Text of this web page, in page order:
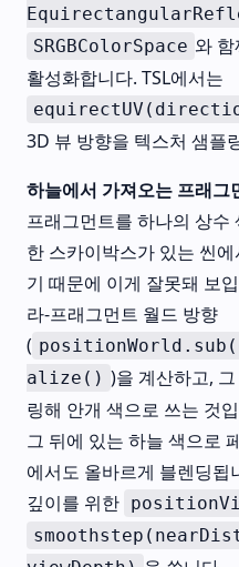
SRGBColorSpace 와
활성화합니다. TSL에서는
3D 뷰 방향을 텍스처 샘플
하늘에서 가져오는 프래그
프래그먼트를 하나의 상수
한 스카이박스가 있는 씬
기 때문에 이게 잘못돼 보
라-프래그먼트 월드 방향
(
alize() )을 계산하고,
링해 안개 색으로 쓰는 것
그 뒤에 있는 하늘 색으로
에서도 올바르게 블렌딩됩
깊이를 위한